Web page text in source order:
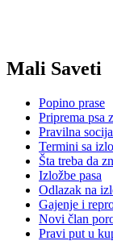
Mali Saveti
Popino prase
Priprema psa
Pravilna
Termini sa
Šta treba da
Izložbe pasa
Odlazak na
Gajenje i
Novi član
Pravi put u